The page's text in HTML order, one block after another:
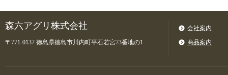
森六アグリ株式会社
〒771-0137 徳島県徳島市川内町平石若宮73番地の1
会社案内
商品案内